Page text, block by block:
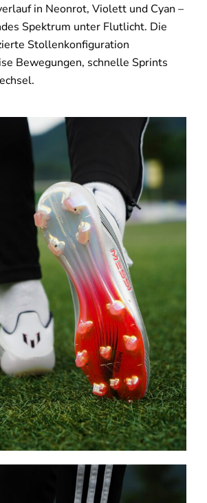
in Neonrot, Violett und Cyan –
Spektrum unter Flutlicht. Die
Stollenkonfiguration
Bewegungen, schnelle Sprints